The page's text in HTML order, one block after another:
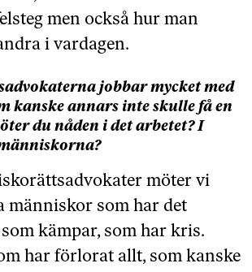
men också hur man
i vardagen.
jobbar mycket med
kanske annars inte skulle få en
du nåden i det arbetet? I
möter vi
människor som har det
kämpar, som har kris.
har förlorat allt, som kanske